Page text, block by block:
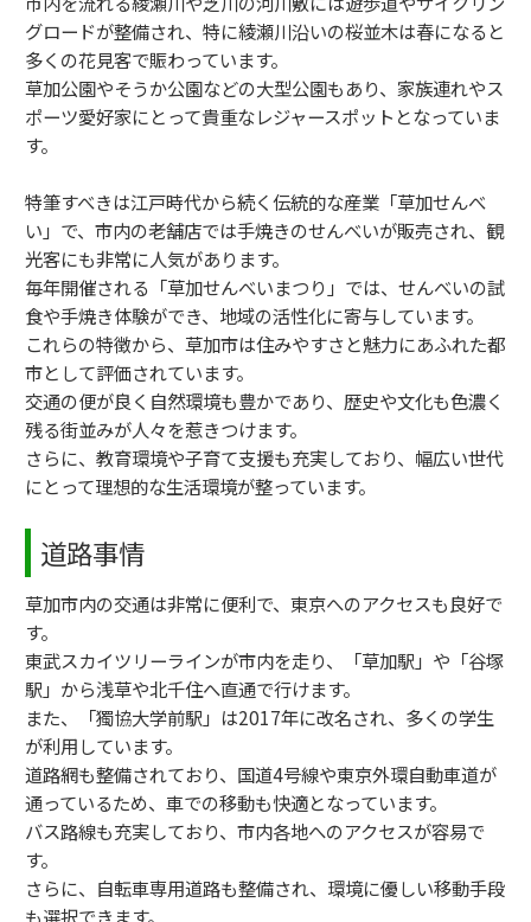
グロードが整備され、特に綾瀬川沿いの桜並木は春になると
多くの花見客で賑わっています。
草加公園やそうか公園などの大型公園もあり、家族連れやス
ポーツ愛好家にとって貴重なレジャースポットとなっていま
す。
特筆すべきは江戸時代から続く伝統的な産業「草加せんべ
い」で、市内の老舗店では手焼きのせんべいが販売され、観
光客にも非常に人気があります。
毎年開催される「草加せんべいまつり」では、せんべいの試
食や手焼き体験ができ、地域の活性化に寄与しています。
これらの特徴から、草加市は住みやすさと魅力にあふれた都
市として評価されています。
交通の便が良く自然環境も豊かであり、歴史や文化も色濃く
残る街並みが人々を惹きつけます。
さらに、教育環境や子育て支援も充実しており、幅広い世代
にとって理想的な生活環境が整っています。
道路事情
草加市内の交通は非常に便利で、東京へのアクセスも良好で
す。
東武スカイツリーラインが市内を走り、「草加駅」や「谷塚
駅」から浅草や北千住へ直通で行けます。
また、「獨協大学前駅」は2017年に改名され、多くの学生
が利用しています。
道路網も整備されており、国道4号線や東京外環自動車道が
通っているため、車での移動も快適となっています。
バス路線も充実しており、市内各地へのアクセスが容易で
す。
さらに、自転車専用道路も整備され、環境に優しい移動手段
も選択できます。